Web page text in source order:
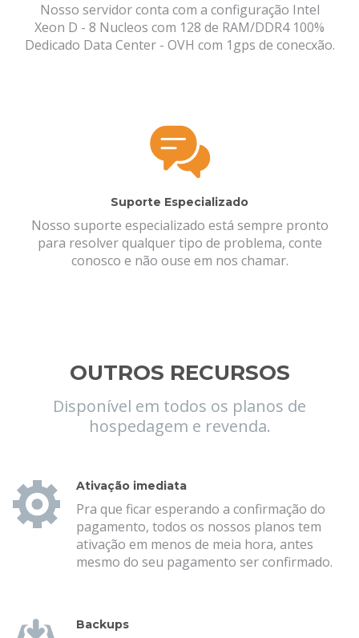
Nosso servidor conta com a configuração Intel
Xeon D - 8 Nucleos com 128 de RAM/DDR4 100%
Dedicado Data Center - OVH com 1gps de conecxão.
Suporte Especializado
Nosso suporte especializado está sempre pronto
para resolver qualquer tipo de problema, conte
conosco e não ouse em nos chamar.
OUTROS RECURSOS
Disponível em todos os planos de
hospedagem e revenda.
Ativação imediata
Pra que ficar esperando a confirmação do
pagamento, todos os nossos planos tem
ativação em menos de meia hora, antes
mesmo do seu pagamento ser confirmado.
Backups